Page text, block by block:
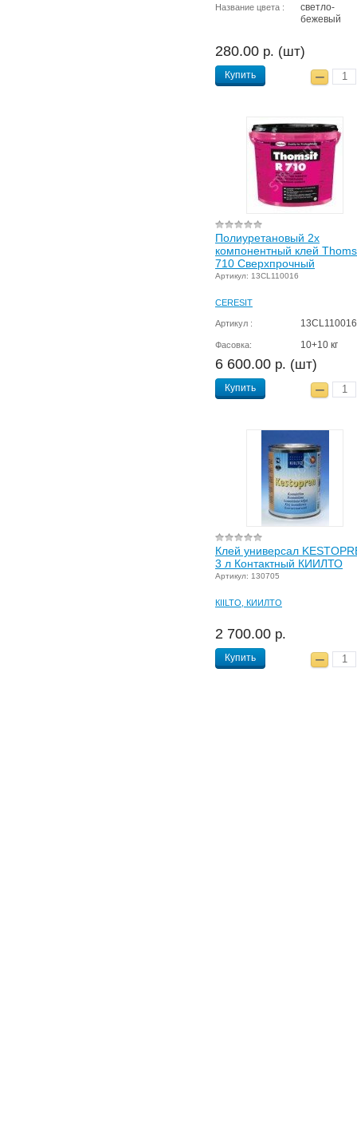
Название цвета :
светло-
бежевый
280.00 р. (шт)
Купить
Полиуретановый 2х
компонентный клей
710 Сверхпрочный
Артикул: 13CL110016
CERESIT
Артикул : 13CL110016
Фасовка: 10+10 кг
6 600.00 р. (шт)
Купить
Клей универсал
3 л Контактный КИИЛТО
Артикул: 130705
КIILTO, КИИЛТО
2 700.00 р.
Купить